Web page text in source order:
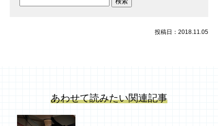
投稿日：2018.11.05
あわせて読みたい関連記事